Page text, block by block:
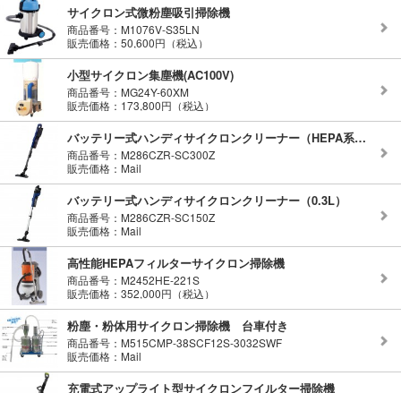
サイクロン式微粉塵吸引掃除機
商品番号：M1076V-S35LN
販売価格：50,600円（税込）
小型サイクロン集塵機(AC100V)
商品番号：MG24Y-60XM
販売価格：173,800円（税込）
バッテリー式ハンディサイクロンクリーナー（HEPA系ろ材フィルター付き）
商品番号：M286CZR-SC300Z
販売価格：Mail
バッテリー式ハンディサイクロンクリーナー（0.3L）
商品番号：M286CZR-SC150Z
販売価格：Mail
高性能HEPAフィルターサイクロン掃除機
商品番号：M2452HE-221S
販売価格：352,000円（税込）
粉塵・粉体用サイクロン掃除機 台車付き
商品番号：M515CMP-38SCF12S-3032SWF
販売価格：Mail
充電式アップライト型サイクロンフイルター掃除機